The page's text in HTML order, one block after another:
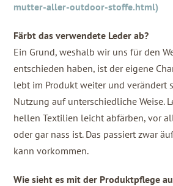
mutter-aller-outdoor-stoffe.html)
Färbt das verwendete Leder ab?
Ein Grund, weshalb wir uns für den
entschieden haben, ist der eigene
lebt im Produkt weiter und verändert
Nutzung auf unterschiedliche Weise.
hellen Textilien leicht abfärben, vor
oder gar nass ist. Das passiert zwar
kann vorkommen.
Wie sieht es mit der Produktpflege